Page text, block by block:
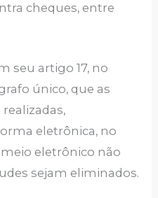
cheques, entre
seu artigo 17, no
único, que as
eletrônica, no
eletrônico não
sejam eliminados.